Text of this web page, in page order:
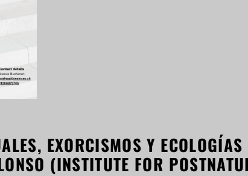
EXORCISMOS Y
(INSTITUTE FOR